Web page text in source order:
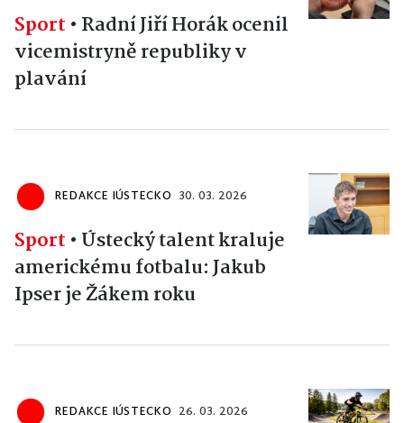
Sport • Radní Jiří Horák ocenil
vicemistryně republiky v
plavání
REDAKCE IÚSTECKO 30. 03. 2026
Sport • Ústecký talent kraluje
americkému fotbalu: Jakub
Ipser je Žákem roku
REDAKCE IÚSTECKO 26. 03. 2026